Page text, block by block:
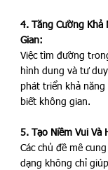
4. Tăng Cường Khả
Gian:
Việc tìm đường
hình dung và tư
phát triển khả
biết không gian.
5. Tạo Niềm Vui Và
Các chủ đề mê
dạng không chỉ